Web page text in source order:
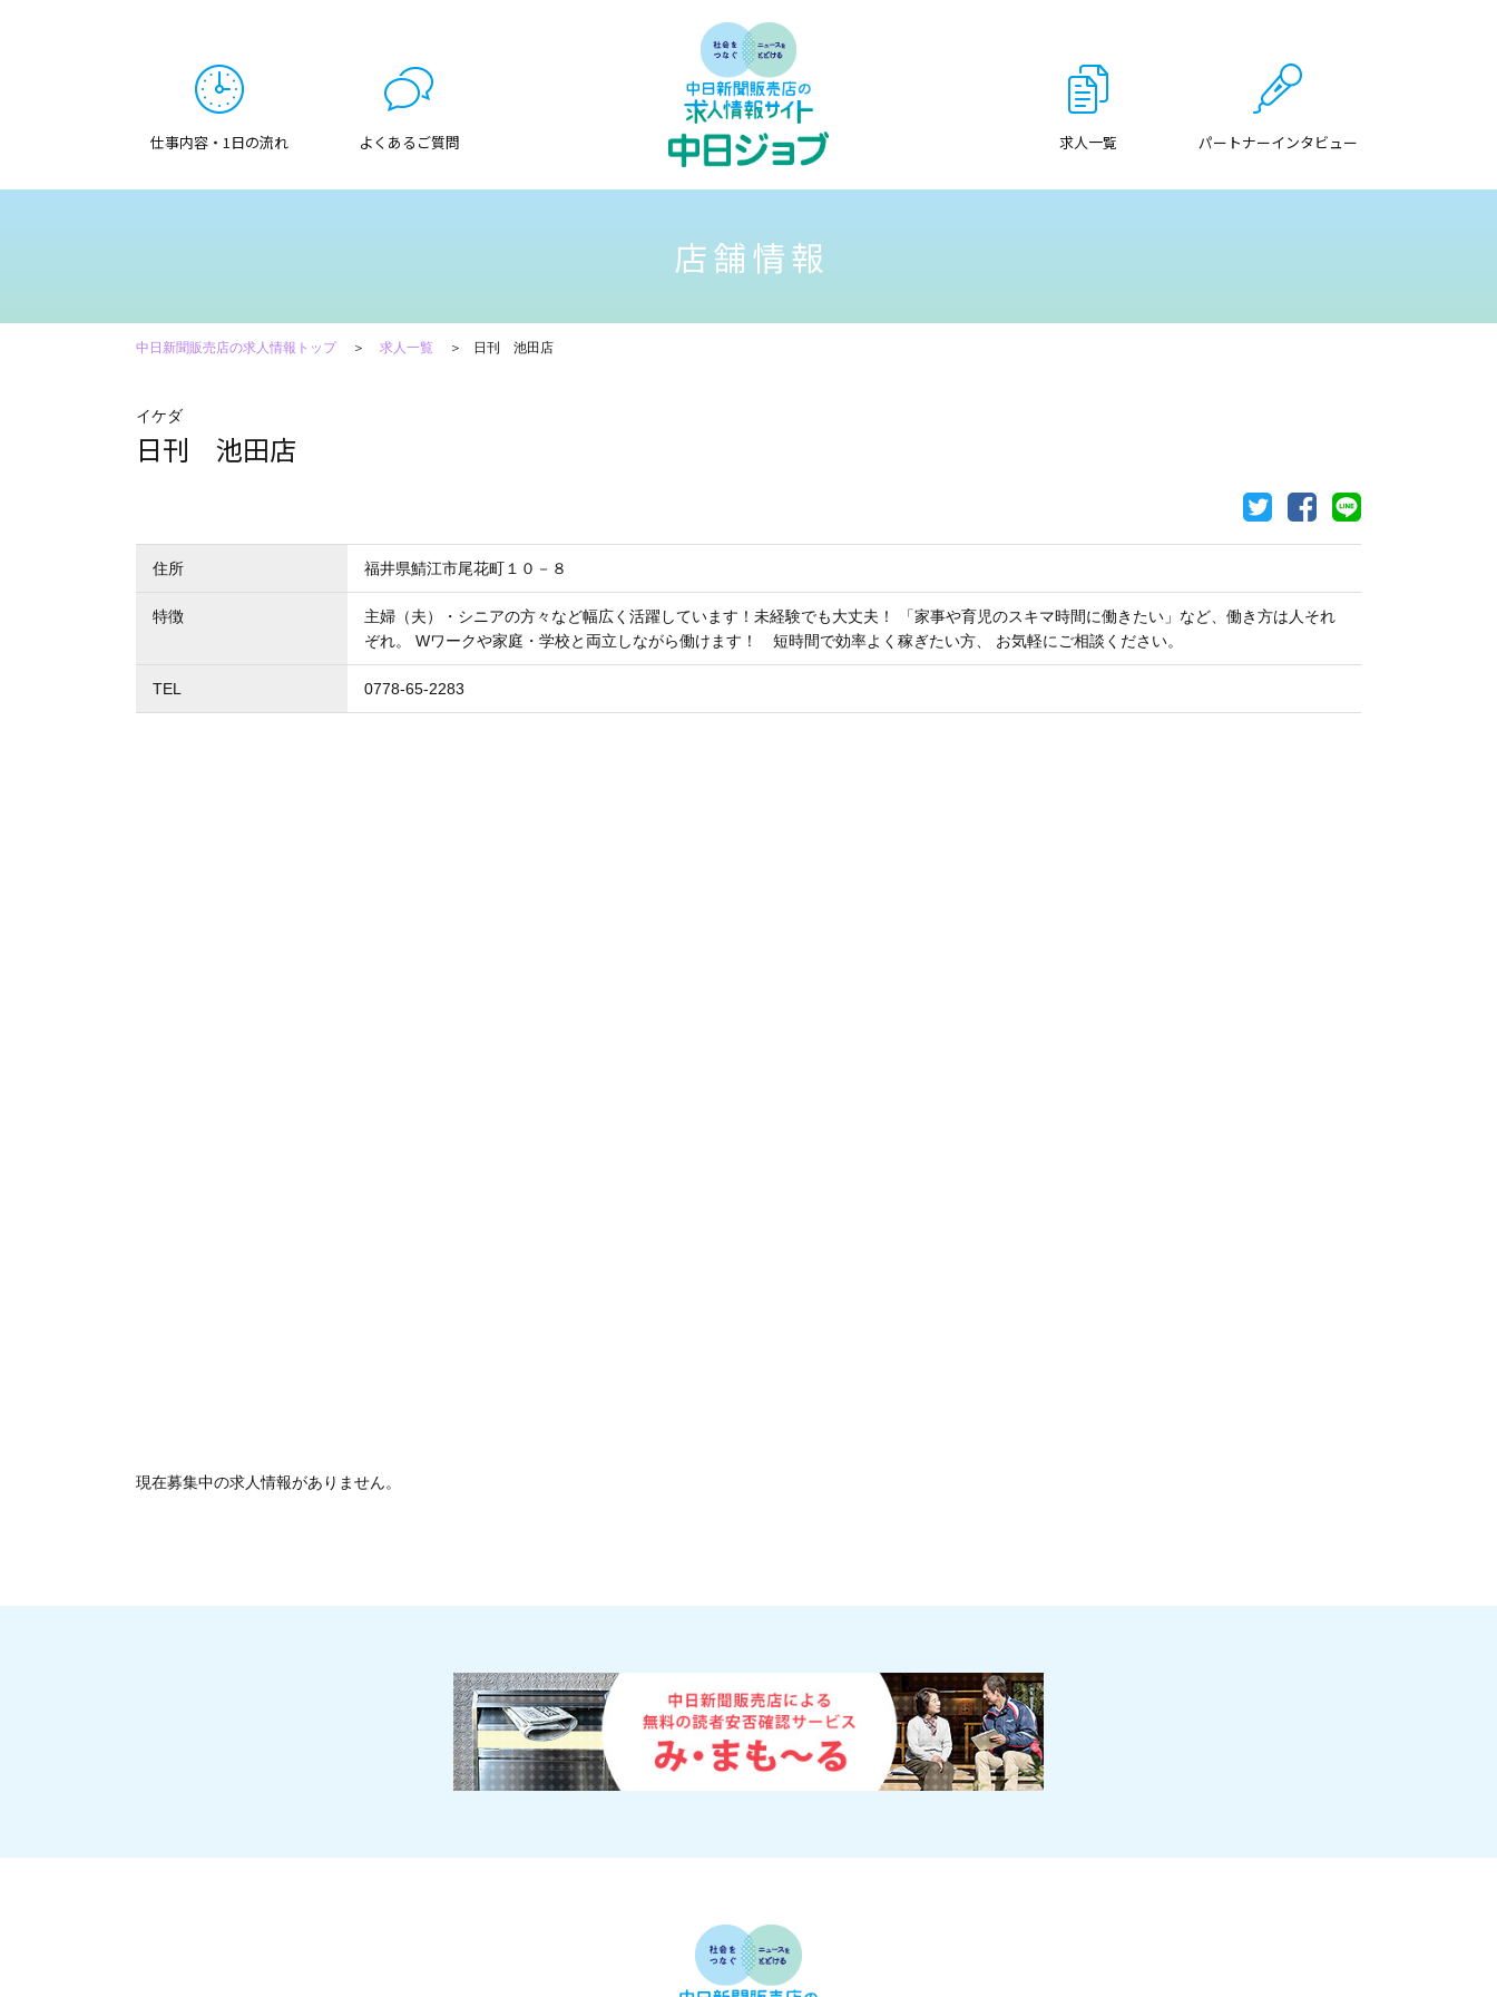
仕事内容・1日の流れ よくあるご質問 求人一覧 パートナーインタビュー
店舗情報
中日新聞販売店の求人情報トップ 求人一覧 日刊 池田店
イケダ
日刊 池田店
住所 福井県鯖江市尾花町１０－８
特徴
主婦（夫）・シニアの方々など幅広く活躍しています！未経験でも大丈夫！ 「家事や育児のスキマ時間に働きたい」など、働き方は人それ
ぞれ。 Wワークや家庭・学校と両立しながら働けます！ 短時間で効率よく稼ぎたい方、 お気軽にご相談ください。
TEL 0778-65-2283
現在募集中の求人情報がありません。